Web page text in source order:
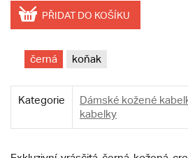
PŘIDAT DO KOŠÍKU
černá koňak
Kategorie Dámské kožené
kabelky